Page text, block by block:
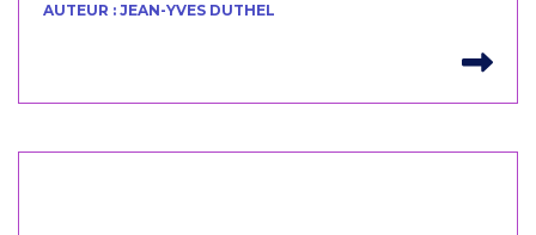
AUTEUR : JEAN-YVES DUTHEL